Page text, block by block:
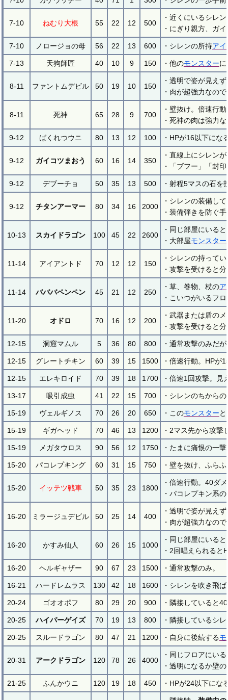
7-10 ねむり大根 55 22 12 500
・近くにいるシレ
・にぎり親方、ガ
7-10 ノロージョの母 56 22 13 600 ・シレンの所持アイ
7-13 天狗師匠 40 10 9 150 ・他のモンスター
8-11 ファントムデビル 50 19 10 150
・透明で姿が見え
・肉が超強力なの
8-11 死神 65 28 9 700
・壁抜け。倍速行
・死神の肉は強力
9-12 ばくれつウニ 80 13 12 100 ・HPが16以下にな
9-12 ガイコツまおう 60 16 14 350
・直線上にシレン
・「ブフー」「封
9-12 デブーチョ 50 35 13 500 ・射程5マスの石を
9-12 チタンアーマー 80 34 16 2000
・シレンの装備し
・装備弾きを防ぐ
10-13 スカイドラゴン 100 45 22 2600
・同じ部屋にいる
・大部屋モンスター
11-14 アイアントド 70 12 12 150
・シレンの持ってい
・攻撃を受けると
11-14 バババペンペン 45 21 12 250
・草、巻物、杖のア
・こいつがいるフ
11-20 オドロ 70 16 12 200
・武器または盾の
・攻撃を受けると
12-15 洞窟マムル 5 36 80 800 ・通常攻撃のみだ
12-15 グレートチキン 60 39 15 1500 ・倍速行動。HPが
12-15 エレキロイド 70 39 18 1700 ・倍速1回攻撃。見
13-17 吸引成虫 41 22 15 700 ・シレンのちから
15-19 ヴェルギノス 70 26 20 650 ・このモンスター
15-19 ギガヘッド 70 46 13 1200 ・2マス先から攻撃
15-19 メガタウロス 90 56 12 1750 ・たまに痛恨の一
15-20 パコレプキング 60 31 15 750 ・壁を抜け、ふら
15-20 イッテツ戦車 50 35 23 1800
・倍速行動。40ダ
・パコレプキン系
16-20 ミラージュデビル 50 25 14 400
・透明で姿が見え
・肉が超強力なの
16-20 かすみ仙人 60 26 15 1000
・同じ部屋にいる
・2回唱えられると
16-20 ヘルギャザー 90 67 23 1500 ・通常攻撃のみ。
16-21 ハードレムラス 130 42 18 1600 ・シレンを吹き飛
20-24 ゴオオポフ 80 29 20 900 ・隣接していると
20-25 ハイパーゲイズ 70 19 13 800 ・隣接しているシ
20-25 スルードラゴン 80 47 21 1200 ・自身に後続する
20-31 アークドラゴン 120 78 26 4000
・同じフロアにい
・透明になるか壁
21-25 ふんかウニ 120 19 18 450 ・HPが24以下にな